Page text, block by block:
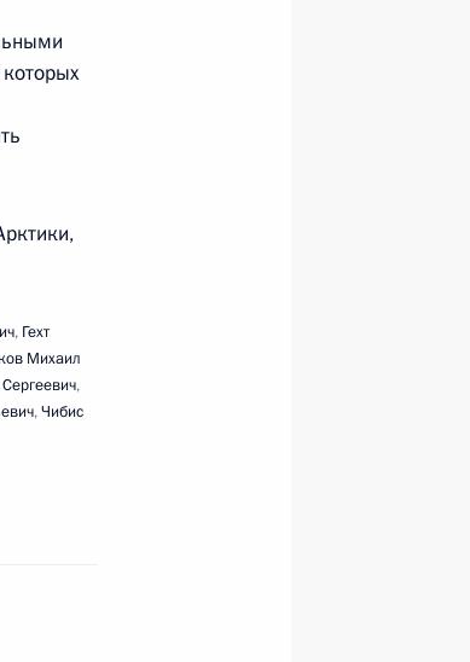
идеи
, Гехт
Михаил
,
,Чибис